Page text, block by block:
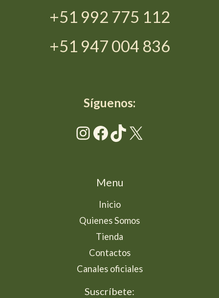
+51 992 775 112
+51 947 004 836
Síguenos:
Instagram
Facebook
TikTok
X
Menu
Inicio
Quienes Somos
Tienda
Contactos
Canales oficiales
Suscríbete: